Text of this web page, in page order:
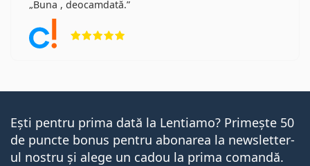
Buna , deocamdată.
Ești pentru prima dată la Lentiamo? Primește 50
de puncte bonus pentru abonarea la newsletter-
ul nostru și alege un cadou la prima comandă.